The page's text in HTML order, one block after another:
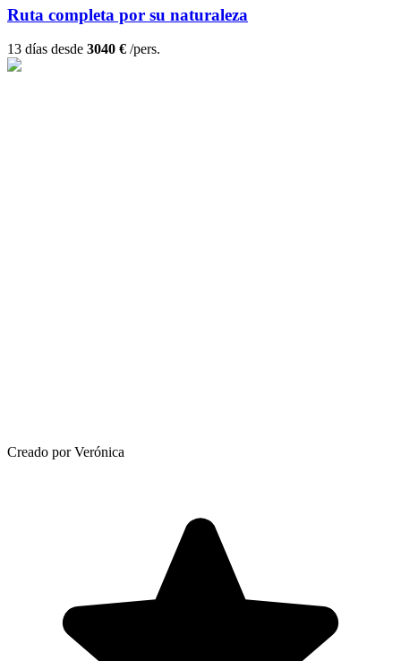
Ruta completa por su naturaleza
13 días desde 3040 € /pers.
Creado por Verónica